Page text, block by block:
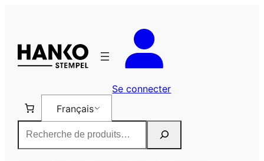
Se connecter
Français